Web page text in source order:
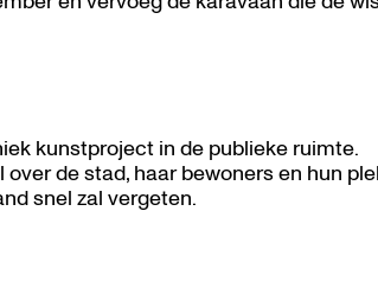
kunstproject in de publieke ruimte.
de stad, haar bewoners en hun
snel zal vergeten.